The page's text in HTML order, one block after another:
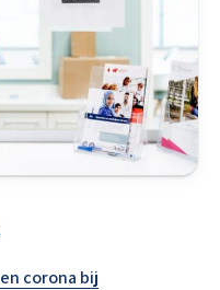
corona bij